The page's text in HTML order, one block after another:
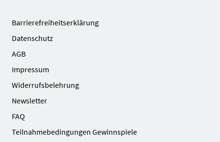
Barrierefreiheitserklärung
Datenschutz
AGB
Impressum
Widerrufsbelehrung
Newsletter
FAQ
Teilnahmebedingungen Gewinnspiele